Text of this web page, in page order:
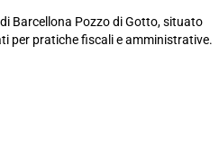
Barcellona Pozzo di Gotto, situato
per pratiche fiscali e amministrative.